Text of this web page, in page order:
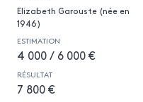
Elizabeth Garouste (née en
1946)
ESTIMATION
4 000 / 6 000 €
RÉSULTAT
7 800 €